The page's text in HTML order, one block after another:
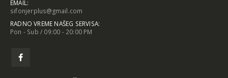
sifonjerplus@gmail.com
RADNO VREME NAŠEG SERVISA:
Pon - Sub / 09:00 - 20:00 PM